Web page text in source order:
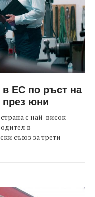
в ЕС по ръст на
през юни
с най-висок
в
съюз за трети